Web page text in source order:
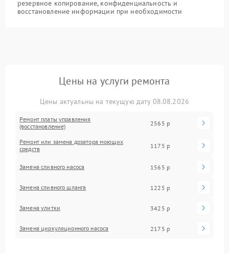
резервное копирование, конфиденциальность и
восстановление информации при необходимости
Цены на услуги ремонта
Цены актуальны на текущую дату 08.08.2026
Ремонт платы управления
(восстановление)
2565 р
Ремонт или замена дозатора моющих
средств
1175 р
Замена сливного насоса 1565 р
Замена сливного шланга 1225 р
Замена улитки 3425 р
Замена циркуляционного насоса 2175 р